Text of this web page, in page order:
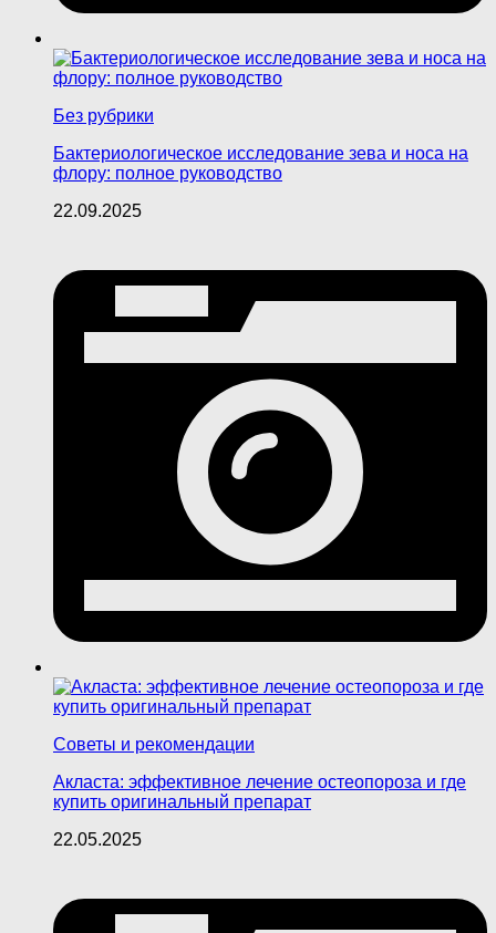
Без рубрики
Бактериологическое исследование зева и носа на
флору: полное руководство
22.09.2025
Советы и рекомендации
Акласта: эффективное лечение остеопороза и где
купить оригинальный препарат
22.05.2025